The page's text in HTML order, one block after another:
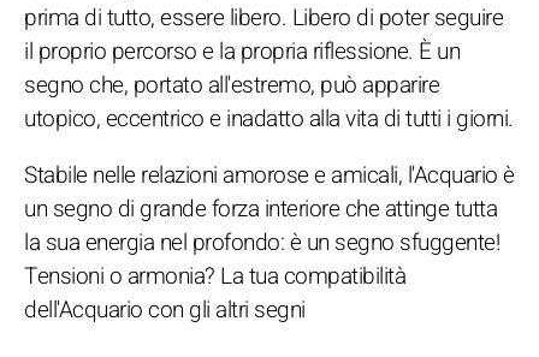
prima di tutto, essere libero. Libero di poter seguire
il proprio percorso e la propria riflessione. È un
segno che, portato all'estremo, può apparire
utopico, eccentrico e inadatto alla vita di tutti i giorni.
Stabile nelle relazioni amorose e amicali, l'Acquario è
un segno di grande forza interiore che attinge tutta
la sua energia nel profondo: è un segno sfuggente!
Tensioni o armonia? La tua compatibilità
dell'Acquario con gli altri segni